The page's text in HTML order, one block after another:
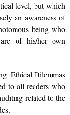
level, but which
an awareness of
being who
of his/her own
Ethical Dilemmas
to all readers who
related to the